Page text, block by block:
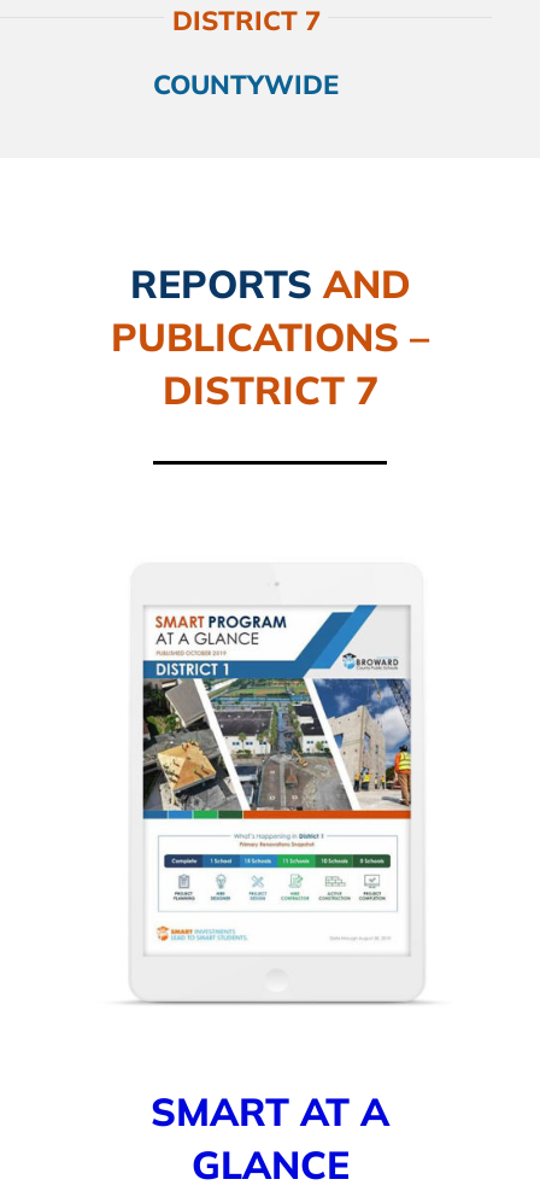
DISTRICT 7
COUNTYWIDE
REPORTS AND
PUBLICATIONS –
DISTRICT 7
SMART AT A
GLANCE